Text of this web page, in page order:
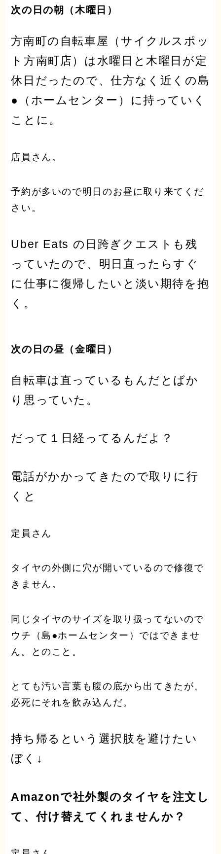
次の日の朝（木曜日）
方南町の自転車屋（サイクルスポッ
ト方南町店）は水曜日と木曜日が定
休日 だったので、仕方なく近くの島
●（ホームセンター）に持っていく
ことに。
店員さん。
予約が多いので明日のお昼に取り来てくだ
さい。
Uber Eats の日跨ぎクエストも残
っていたので、明日直ったらすぐ
に仕事に復帰したいと淡い期待を抱
く。
次の日の昼（金曜日）
自転車は直っているもんだとばか
り思っていた。
だって１日経ってるんだよ？
電話がかかってきたので取りに行
くと
定員さん
タイヤの外側に穴が開いているので修復で
きません。
同じタイヤのサイズを取り扱ってないので
ウチ（島●ホームセンター）ではできませ
ん。とのこと。
とても汚い言葉も腹の底から出てきたが、
必死にそれを飲み込んだ。
持ち帰るという選択肢を避けたい
ぼく↓
Amazonで社外製のタイヤを注文し
て、付け替えてくれませんか？